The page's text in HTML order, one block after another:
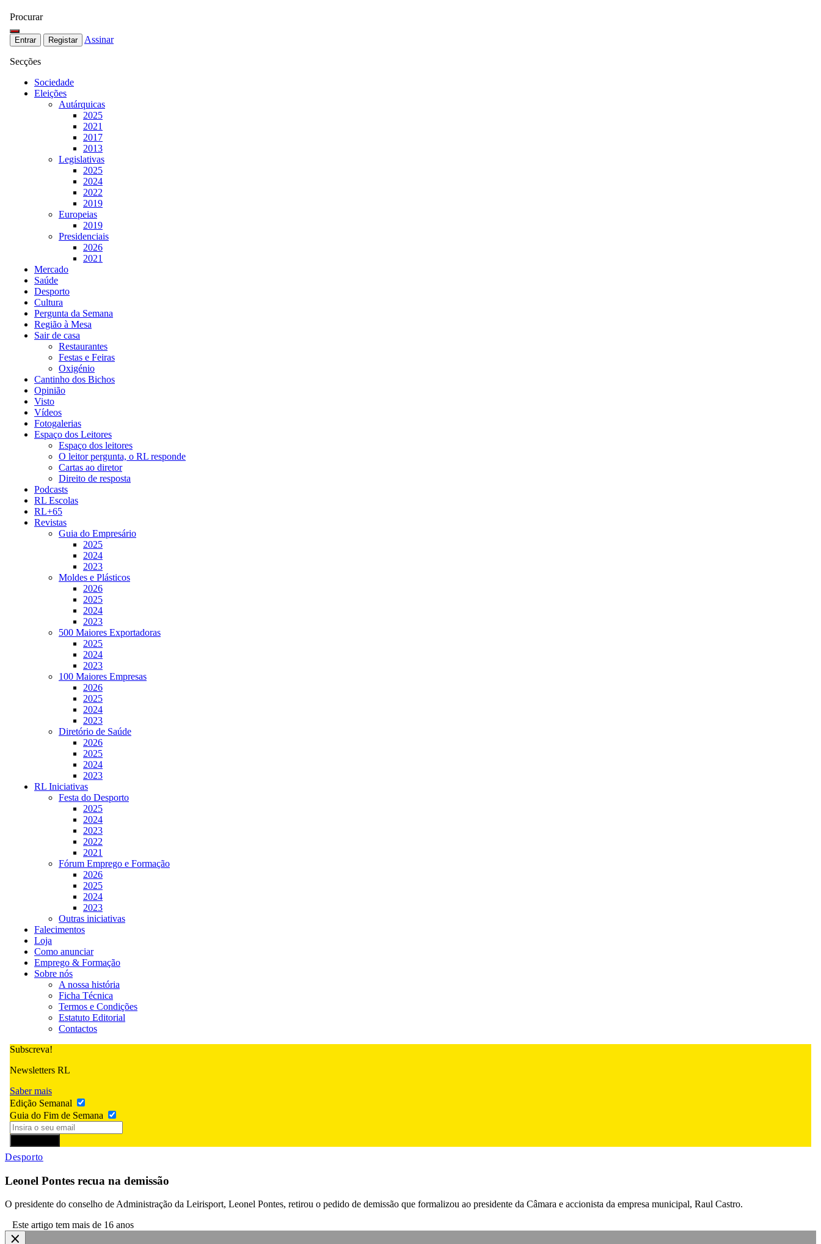
Procurar
Entrar Registar Assinar
Secções
Sociedade
Eleições
Autárquicas
2025
2021
2017
2013
Legislativas
2025
2024
2022
2019
Europeias
2019
Presidenciais
2026
2021
Mercado
Saúde
Desporto
Cultura
Pergunta da Semana
Região à Mesa
Sair de casa
Restaurantes
Festas e Feiras
Oxigénio
Cantinho dos Bichos
Opinião
Visto
Vídeos
Fotogalerias
Espaço dos Leitores
Espaço dos leitores
O leitor pergunta, o RL responde
Cartas ao diretor
Direito de resposta
Podcasts
RL Escolas
RL+65
Revistas
Guia do Empresário
2025
2024
2023
Moldes e Plásticos
2026
2025
2024
2023
500 Maiores Exportadoras
2025
2024
2023
100 Maiores Empresas
2026
2025
2024
2023
Diretório de Saúde
2026
2025
2024
2023
RL Iniciativas
Festa do Desporto
2025
2024
2023
2022
2021
Fórum Emprego e Formação
2026
2025
2024
2023
Outras iniciativas
Falecimentos
Loja
Como anunciar
Emprego & Formação
Sobre nós
A nossa história
Ficha Técnica
Termos e Condições
Estatuto Editorial
Contactos
Subscreva!
Newsletters RL
Saber mais
Edição Semanal
Guia do Fim de Semana
Desporto
Leonel Pontes recua na demissão
O presidente do conselho de Administração da Leirisport, Leonel Pontes, retirou o pedido de demissão que formalizou ao presidente da Câmara e accionista da empresa municipal, Raul Castro.
Este artigo tem mais de 16 anos